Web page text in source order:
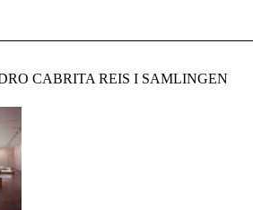
CABRITA REIS I SAMLINGEN